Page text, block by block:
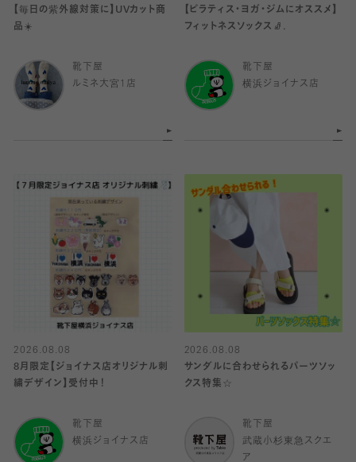
【毎日の紫外線対策に】UVカット商
品☀️
靴下屋
ルミネ大宮1店
【ピラティス・ヨガ・ジムにオススメ】
フィットネスソックス🧦.
靴下屋
横浜ジョイナス店
2026.08.08
8月限定【ジョイナス店オリジナル刺
繍デザイン】受付中！
靴下屋
横浜ジョイナス店
2026.08.08
サンダルに合わせられるパーツソッ
クス特集☆
靴下屋
武蔵小杉東急スクエ
ア